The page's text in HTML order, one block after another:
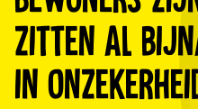
zitten al
in